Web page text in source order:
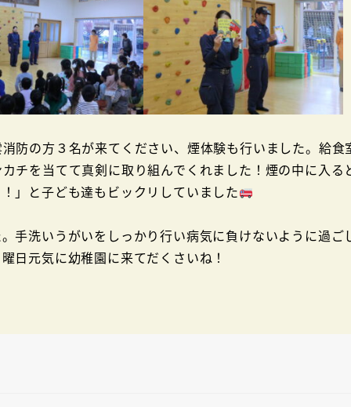
の方３名が来てください、煙体験も行いました。給食
チを当てて真剣に取り組んでくれました！煙の中に入る
」と子ども達もビックリしていました
洗いうがいをしっかり行い病気に負けないように過ご
日元気に幼稚園に来てだくさいね！